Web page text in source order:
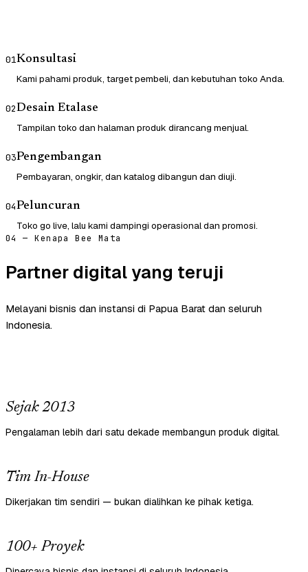
01Konsultasi
Kami pahami produk, target pembeli, dan kebutuhan toko Anda.
02Desain Etalase
Tampilan toko dan halaman produk dirancang menjual.
03Pengembangan
Pembayaran, ongkir, dan katalog dibangun dan diuji.
04Peluncuran
Toko go live, lalu kami dampingi operasional dan promosi.
04 — Kenapa Bee Mata
Partner digital yang teruji
Melayani bisnis dan instansi di Papua Barat dan seluruh
Indonesia.
Sejak 2013
Pengalaman lebih dari satu dekade membangun produk digital.
Tim In-House
Dikerjakan tim sendiri — bukan dialihkan ke pihak ketiga.
100+ Proyek